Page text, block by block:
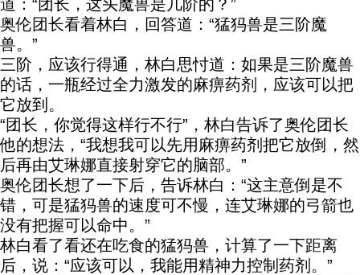
道：“团长，这头魔兽是几阶的？”
奥伦团长看着林白，回答道：“猛犸兽是三阶魔
兽。”
三阶，应该行得通，林白思忖道：如果是三阶魔兽
的话，一瓶经过全力激发的麻痹药剂，应该可以把
它放到。
“团长，你觉得这样行不行”，林白告诉了奥伦团长
他的想法，“我想我可以先用麻痹药剂把它放倒，然
后再由艾琳娜直接射穿它的脑部。”
奥伦团长想了一下后，告诉林白：“这主意倒是不
错，可是猛犸兽的速度可不慢，连艾琳娜的弓箭也
没有把握可以命中。”
林白看了看还在吃食的猛犸兽，计算了一下距离
后，说：“应该可以，我能用精神力控制药剂。”